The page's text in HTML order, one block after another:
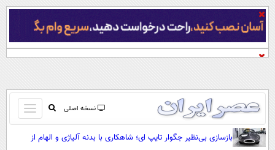
نسخه اصلی
باز
و
صفحه اول
بازسازی بی‌نظیر جگوار تایپ ای؛ شاهکاری با بدنه آلیاژی و الهام از